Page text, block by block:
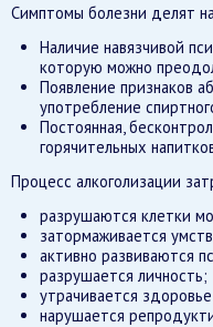
Симптомы болезни делят
Наличие навязчивой
которую можно
Появление признаков
употребление
Постоянная,
горячительных
Процесс алкоголизации
разрушаются клетки
затормаживается
активно развиваются
разрушается личность;
утрачивается
нарушается